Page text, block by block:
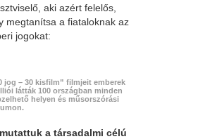
aki azért felelős,
megtanítsa a fiataloknak az
jogokat:
jog – 30 kisfilm” filmjeit emberek
látták 100 országban minden
helyen és műsorszórási
a társadalmi célú